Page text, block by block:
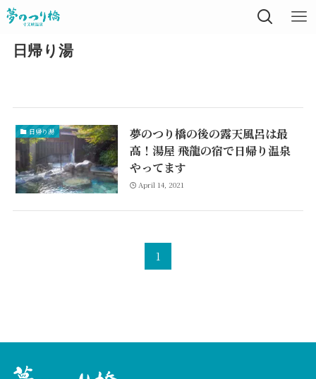
日帰り湯
日帰り湯
夢のつり橋の後の露天風呂は最
高！湯屋 飛龍の宿で日帰り温泉
やってます
April 14, 2021
1